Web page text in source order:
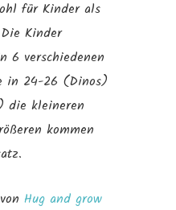
für Kinder als
Kinder
6 verschiedenen
in 24-26 (Dinos)
die kleineren
kommen
Hug and grow